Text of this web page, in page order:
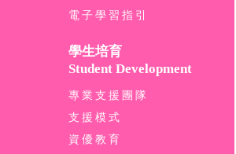
電子學習指引
學生培育
Student Development
專業支援團隊
支援模式
資優教育